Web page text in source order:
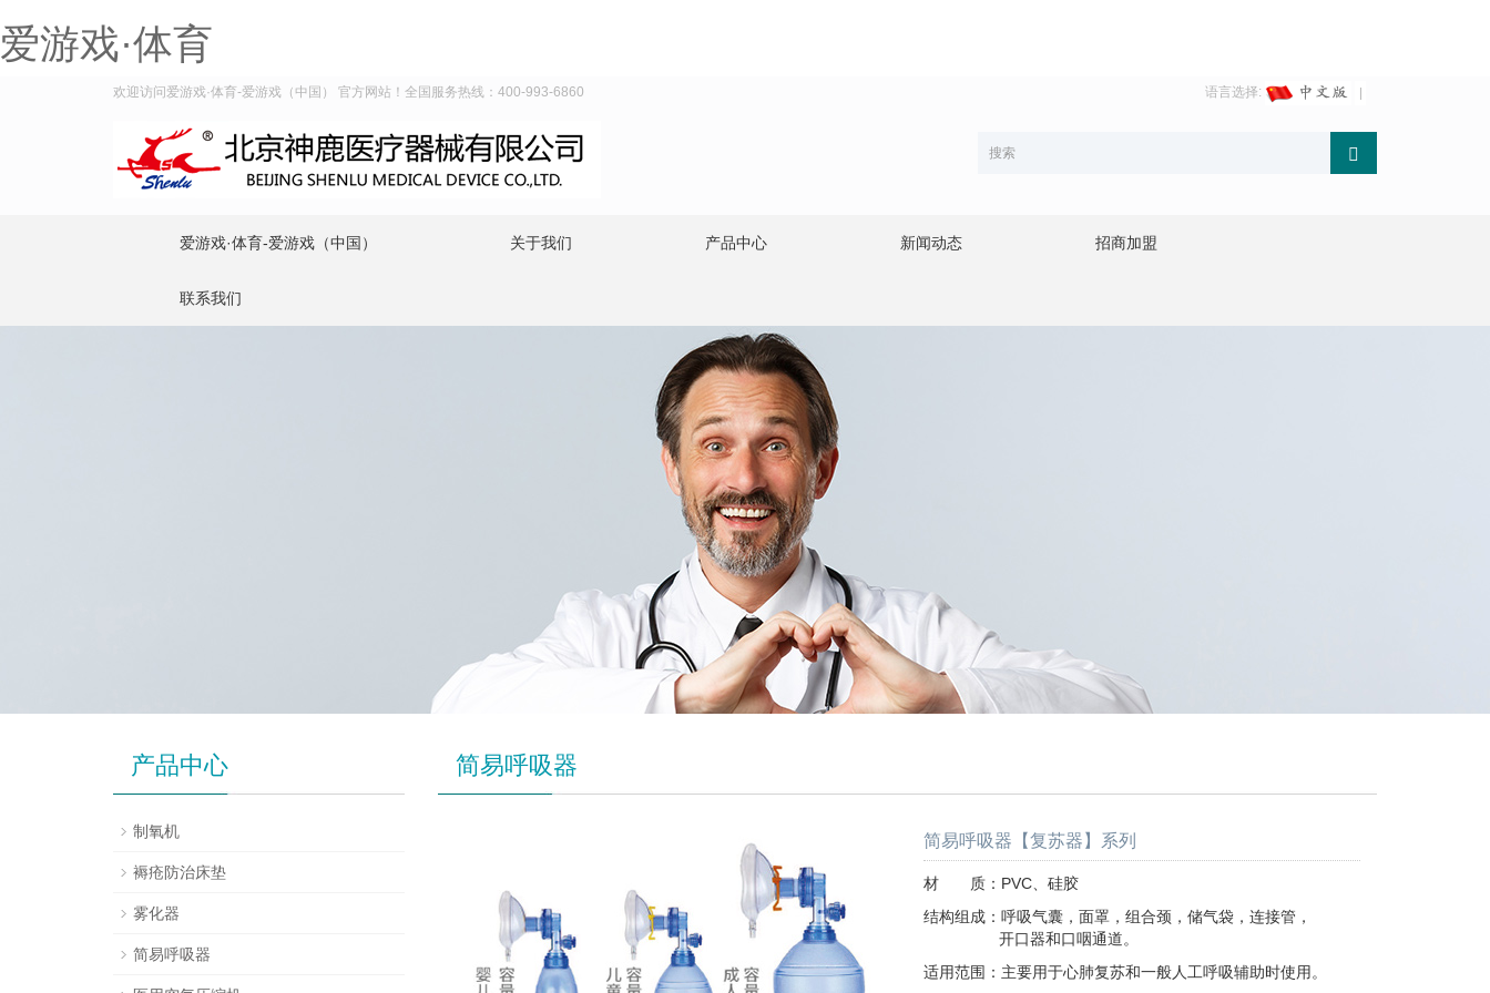
爱游戏·体育
欢迎访问爱游戏·体育-爱游戏（中国） 官方网站！全国服务热线：400-993-6860 语言选择:
爱游戏·体育-爱游戏（中国） 关于我们 产品中心 新闻动态 招商加盟
联系我们
简易呼吸器
简易呼吸器【复苏器】系列
材 质：PVC、硅胶
结构组成：呼吸气囊，面罩，组合颈，储气袋，连接管，
开口器和口咽通道。
适用范围：主要用于心肺复苏和一般人工呼吸辅助时使用。
产品中心
制氧机
褥疮防治床垫
雾化器
简易呼吸器